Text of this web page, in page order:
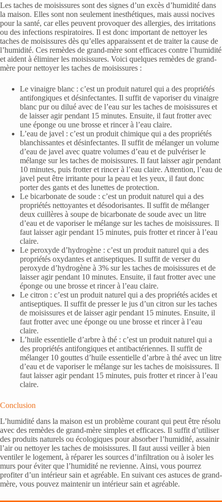
Les taches de moisissures sont des signes d’un excès d’humidité dans
la maison. Elles sont non seulement inesthétiques, mais aussi nocives
pour la santé, car elles peuvent provoquer des allergies, des irritations
ou des infections respiratoires. Il est donc important de nettoyer les
taches de moisissures dès qu’elles apparaissent et de traiter la cause de
l’humidité. Ces remèdes de grand-mère sont efficaces contre l’humidité
et aident à éliminer les moisissures. Voici quelques remèdes de grand-
mère pour nettoyer les taches de moisissures :
Le vinaigre blanc : c’est un produit naturel qui a des propriétés
antifongiques et désinfectantes. Il suffit de vaporiser du vinaigre
blanc pur ou dilué avec de l’eau sur les taches de moisissures et
de laisser agir pendant 15 minutes. Ensuite, il faut frotter avec
une éponge ou une brosse et rincer à l’eau claire.
L’eau de javel : c’est un produit chimique qui a des propriétés
blanchissantes et désinfectantes. Il suffit de mélanger un volume
d’eau de javel avec quatre volumes d’eau et de pulvériser le
mélange sur les taches de moisissures. Il faut laisser agir pendant
10 minutes, puis frotter et rincer à l’eau claire. Attention, l’eau de
javel peut être irritante pour la peau et les yeux, il faut donc
porter des gants et des lunettes de protection.
Le bicarbonate de soude : c’est un produit naturel qui a des
propriétés nettoyantes et désodorisantes. Il suffit de mélanger
deux cuillères à soupe de bicarbonate de soude avec un litre
d’eau et de vaporiser le mélange sur les taches de moisissures. Il
faut laisser agir pendant 15 minutes, puis frotter et rincer à l’eau
claire.
Le peroxyde d’hydrogène : c’est un produit naturel qui a des
propriétés oxydantes et antiseptiques. Il suffit de verser du
peroxyde d’hydrogène à 3% sur les taches de moisissures et de
laisser agir pendant 10 minutes. Ensuite, il faut frotter avec une
éponge ou une brosse et rincer à l’eau claire.
Le citron : c’est un produit naturel qui a des propriétés acides et
antiseptiques. Il suffit de presser le jus d’un citron sur les taches
de moisissures et de laisser agir pendant 15 minutes. Ensuite, il
faut frotter avec une éponge ou une brosse et rincer à l’eau
claire.
L’huile essentielle d’arbre à thé : c’est un produit naturel qui a
des propriétés antifongiques et antibactériennes. Il suffit de
mélanger 10 gouttes d’huile essentielle d’arbre à thé avec un litre
d’eau et de vaporiser le mélange sur les taches de moisissures. Il
faut laisser agir pendant 15 minutes, puis frotter et rincer à l’eau
claire.
Conclusion
L’humidité dans la maison est un problème courant qui peut être résolu
avec des remèdes de grand-mère simples et efficaces. Il suffit d’utiliser
des produits naturels ou écologiques pour absorber l’humidité, assainir
l’air ou nettoyer les taches de moisissures. Il faut aussi veiller à bien
ventiler le logement, à réparer les sources d’infiltration ou à isoler les
murs pour éviter que l’humidité ne revienne. Ainsi, vous pourrez
profiter d’un intérieur sain et agréable. En suivant ces astuces de grand-
mère, vous pouvez maintenir un intérieur sain et agréable.